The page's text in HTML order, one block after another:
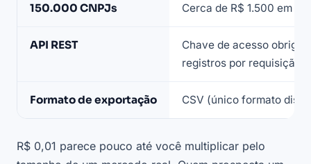
em
150.000 CNPJs Cerca de R$ 1.500 em
API REST
Chave de acesso
registros por requisição
Formato de exportação CSV (único formato
R$ 0,01 parece pouco até você multiplicar pelo